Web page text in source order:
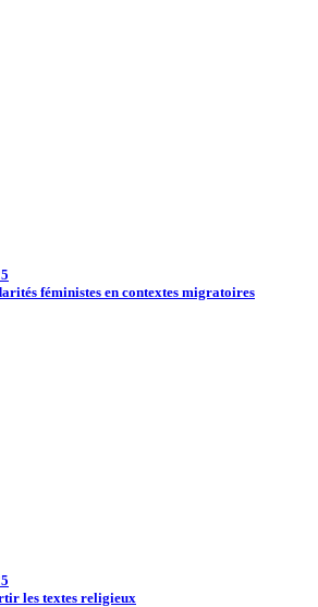
féministes en contextes migratoires
les textes religieux